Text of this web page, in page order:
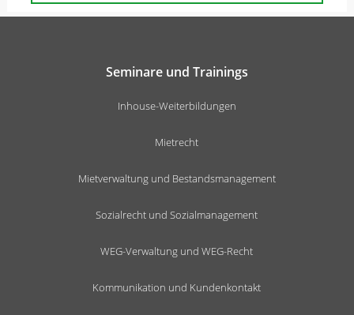
Seminare und Trainings
Inhouse-Weiterbildungen
Mietrecht
Mietverwaltung und Bestandsmanagement
Sozialrecht und Sozialmanagement
WEG-Verwaltung und WEG-Recht
Kommunikation und Kundenkontakt